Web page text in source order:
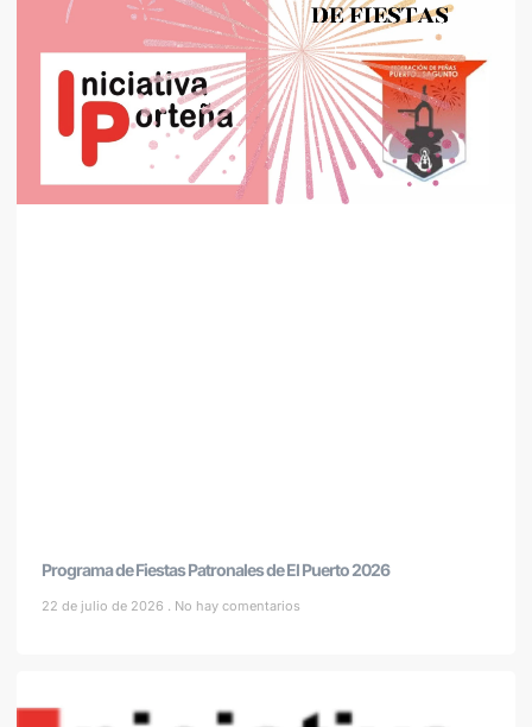
Programa de Fiestas Patronales de El Puerto 2026
22 de julio de 2026 No hay comentarios